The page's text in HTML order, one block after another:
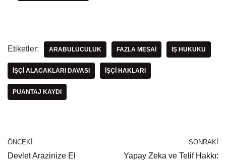
Etiketler: ARABULUCULUK FAZLA MESAI İŞ HUKUKU
İŞÇI ALACAKLARI DAVASI İŞÇI HAKLARI
PUANTAJ KAYDI
ÖNCEKI
Devlet Arazinize El
SONRAKI
Yapay Zeka ve Telif Hakkı: